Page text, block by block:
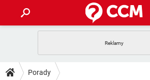
GRY
PORADY
Porady